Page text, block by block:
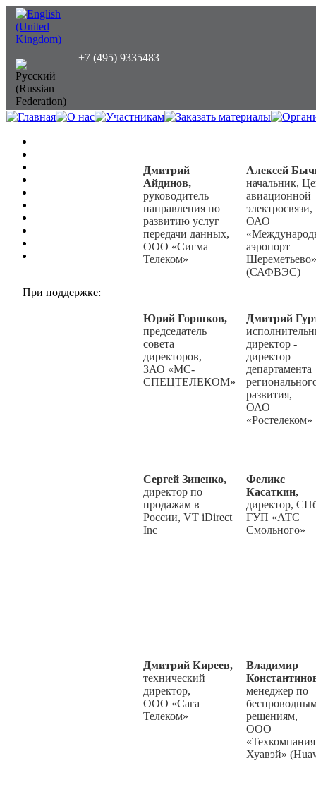
+7 (495) 9335483
При поддержке:
Дмитрий
Айдинов,
руководитель
направления по
развитию услуг
передачи данных,
ООО «Сигма
Телеком»
Алексей
начальник,
авиационной
электросвязи,
ОАО
аэропорт
Шереметьево»
(САФВЭС)
Юрий Горшков,
председатель
совета
директоров,
ЗАО «МС-
СПЕЦТЕЛЕКОМ»
Дмитрий
директор -
директор
департамента
развития,
ОАО
«Ростелеком»
Сергей Зиненко,
директор по
продажам в
России, VT iDirect
Inc
Феликс
Касаткин,
директор,
ГУП «АТС
Смольного»
Дмитрий Киреев,
технический
директор,
ООО «Сага
Телеком»
Владимир
менеджер по
решениям,
ООО
«Техкомпания
Хуавэй»